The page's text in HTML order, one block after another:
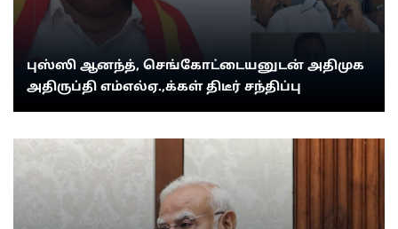
புஸ்ஸி ஆனந்த், செங்கோட்டையனுடன் அதிமுக
அதிருப்தி எம்எல்ஏ.,க்கள் திடீர் சந்திப்பு